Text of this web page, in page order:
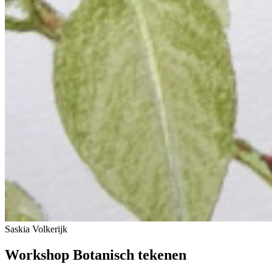
Saskia Volkerijk
Workshop Botanisch tekenen